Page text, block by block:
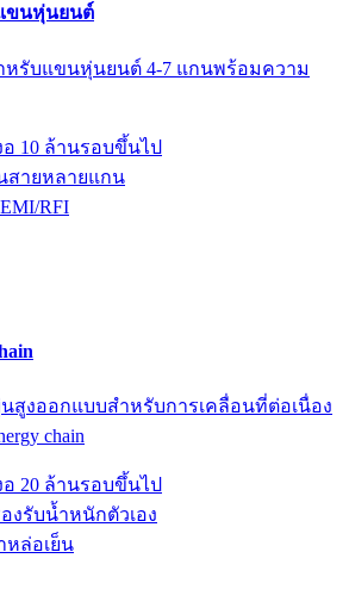
ขนหุ่นยนต์
หรับแขนหุ่นยนต์ 4-7 แกนพร้อมความ
10 ล้านรอบขึ้นไป
สายหลายแกน
RFI
สูงออกแบบสำหรับการเคลื่อนที่ต่อเนื่อง
chain
20 ล้านรอบขึ้นไป
งรับน้ำหนักตัวเอง
ล่อเย็น